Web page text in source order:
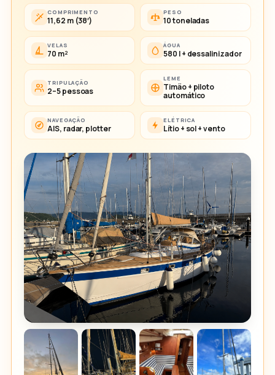
COMPRIMENTO
11,62 m (38′)
PESO
10 toneladas
VELAS
70 m²
ÁGUA
580 l + dessalinizador
TRIPULAÇÃO
2–5 pessoas
LEME
Timão + piloto
automático
NAVEGAÇÃO
AIS, radar, plotter
ELÉTRICA
Lítio + sol + vento